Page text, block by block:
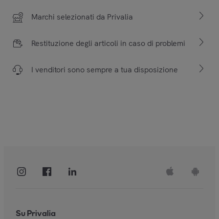
Marchi selezionati da Privalia
Restituzione degli articoli in caso di problemi
I venditori sono sempre a tua disposizione
Su Privalia